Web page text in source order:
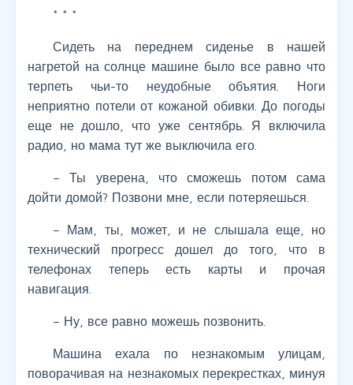
* * *
Сидеть на переднем сиденье в нашей
нагретой на солнце машине было все равно что
терпеть чьи-то неудобные объятия. Ноги
неприятно потели от кожаной обивки. До погоды
еще не дошло, что уже сентябрь. Я включила
радио, но мама тут же выключила его.
– Ты уверена, что сможешь потом сама
дойти домой? Позвони мне, если потеряешься.
– Мам, ты, может, и не слышала еще, но
технический прогресс дошел до того, что в
телефонах теперь есть карты и прочая
навигация.
– Ну, все равно можешь позвонить.
Машина ехала по незнакомым улицам,
поворачивая на незнакомых перекрестках, минуя